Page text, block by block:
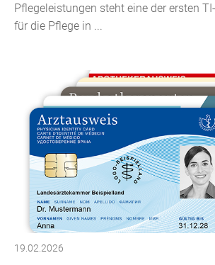
Pflegeleistungen steht eine der ersten
für die Pflege in ...
19.02.2026